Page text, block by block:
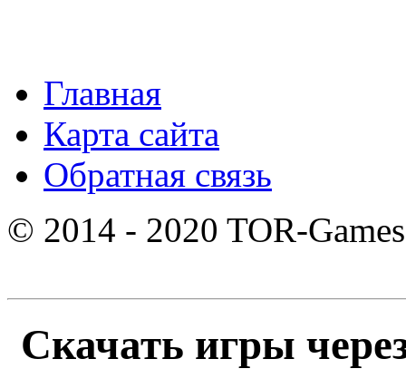
Главная
Карта сайта
Обратная связь
© 2014 - 2020 TOR-
Скачать игры